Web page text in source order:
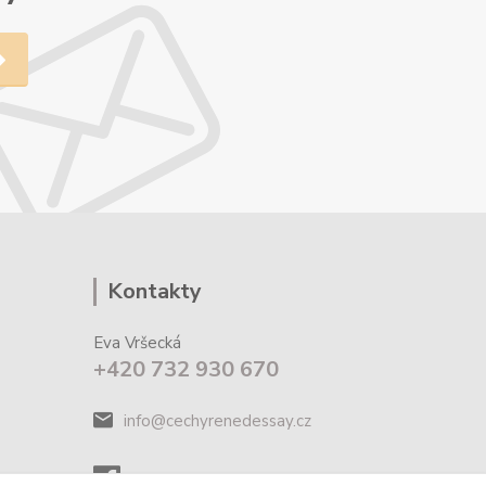
Kontakty
Eva Vršecká
+420 732 930 670
info@cechyrenedessay.cz